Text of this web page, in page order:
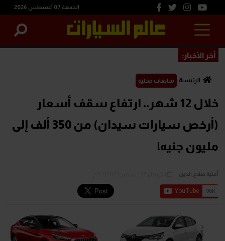
الجمعة 07 أغسطس 2026
آخر الأخبار:
الرئيسية متابعات محلية
خلال 12 شهر.. ارتفاع سقف أسعار
(أرخص سيارات سيدان) من 350 ألف إلى
مليون جنيه!
أمنية صلاح الدين